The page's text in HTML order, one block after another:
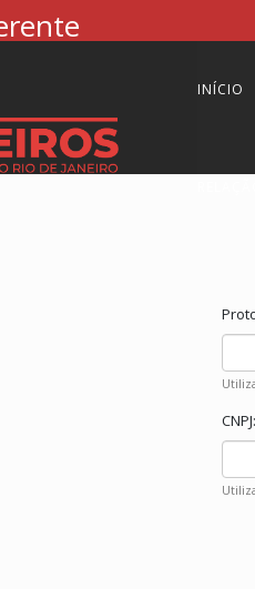
INÍCIO
CNPJ: